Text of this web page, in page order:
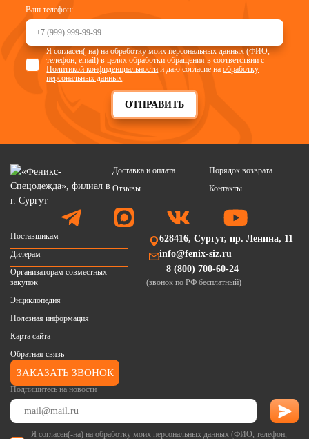
Ваш телефон:
ОТПРАВИТЬ
Я согласен(-на) на обработку моих персональных данных (ФИО,
телефон, email) в целях обработки обращения в соответствии с
Политикой конфиденциальности и даю согласие наобработку
персональных данных.
Доставка и оплата
Порядок возврата
Отзывы
Контакты
Подпишитесь на новости
Я согласен(-на) на обработку моих персональных данных (ФИО, телефон,
Поставщикам
Дилерам
Организаторам совместных
закупок
Энциклопедия
Полезная информация
Карта сайта
Обратная связь
628416, Сургут, пр. Ленина, 11
info@fenix-siz.ru
8 (800) 700-60-24
(звонок по РФ бесплатный)
ЗАКАЗАТЬ ЗВОНОК